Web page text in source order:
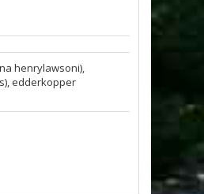
henrylawsoni),
edderkopper